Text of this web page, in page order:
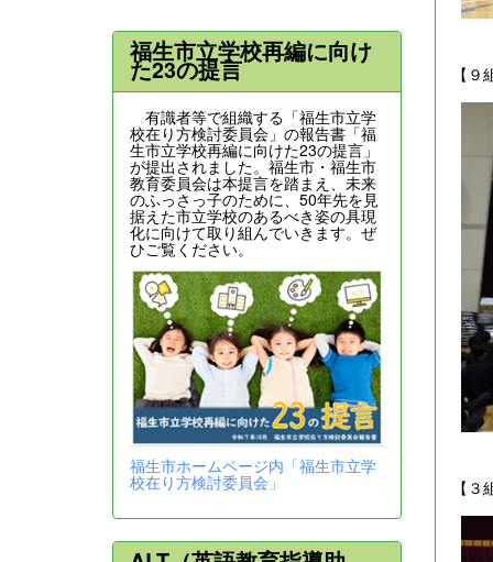
【９
【３
福生市立学校再編に向け
た23の提言
有識者等で組織する「福生市立学
校在り方検討委員会」の報告書「福
生市立学校再編に向けた23の提言」
が提出されました。福生市・福生市
教育委員会は本提言を踏まえ、未来
のふっさっ子のために、50年先を見
据えた市立学校のあるべき姿の具現
化に向けて取り組んでいきます。ぜ
ひご覧ください。
福生市ホームページ内「福生市立学
校在り方検討委員会」